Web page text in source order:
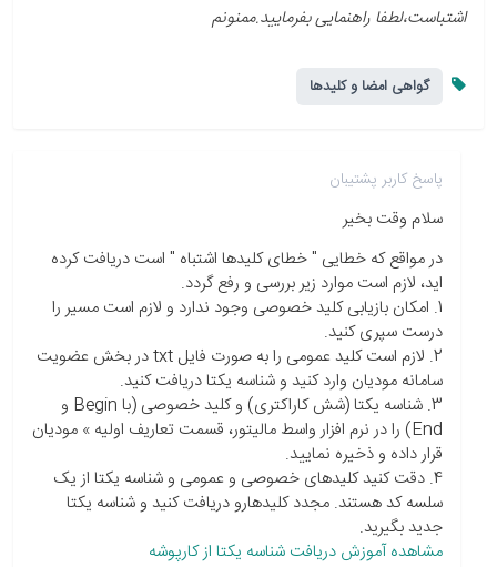
اشتباست،لطفا راهنمایی بفرمایید.ممنونم
گواهی امضا و کلیدها
پاسخ کاربر پشتیبان
سلام وقت بخیر
در مواقع که خطایی " خطای کلیدها اشتباه " است دریافت کرده
اید، لازم است موارد زیر بررسی و رفع گردد.
1. امکان بازیابی کلید خصوصی وجود ندارد و لازم است مسیر را
درست سپری کنید.
2. لازم است کلید عمومی را به صورت فایل txt در بخش عضویت
سامانه مودیان وارد کنید و شناسه یکتا دریافت کنید.
3. شناسه یکتا (شش کاراکتری) و کلید خصوصی (با Begin و
End) را در نرم افزار واسط مالیتور، قسمت تعاریف اولیه » مودیان
قرار داده و ذخیره نمایید.
4. دقت کنید کلیدهای خصوصی و عمومی و شناسه یکتا از یک
سلسه کد هستند. مجدد کلیدهارو دریافت کنید و شناسه یکتا
جدید بگیرید.
مشاهده آموزش دریافت شناسه یکتا از کارپوشه